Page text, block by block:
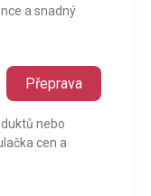
a snadný
Přeprava
nebo
cen a